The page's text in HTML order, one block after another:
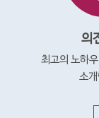
의
최고의 노하
소